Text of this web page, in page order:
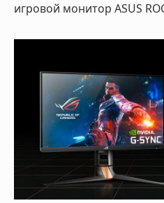
игровой монитор ASUS